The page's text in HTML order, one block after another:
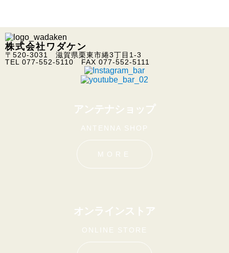
株式会社ワダケン
〒520-3031 滋賀県栗東市綣3丁目1-3
TEL 077-552-5110 FAX 077-552-5111
アンテナショップ
ANTENNA SHOP
MORE
オンラインストア
ONLINE STORE